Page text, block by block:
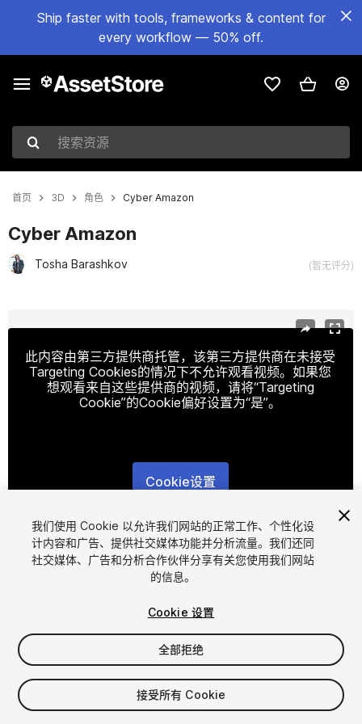
Ship faster with tools, frameworks & content for
every workflow — 50% off.
搜索资源
首页 3D 角色 Cyber Amazon
Cyber Amazon
Tosha Barashkov (暂无评分)
此内容由第三方提供商托管，该第三方提供商在未接受
Targeting Cookies的情况下不允许观看视频。如果您
想观看来自这些提供商的视频，请将“Targeting
Cookie”的Cookie偏好设置为“是”。
Cookie设置
1/21
$39.99
增值税将在结算时计算
我们使用 Cookie 以允许我们网站的正常工作、个性化设
计内容和广告、提供社交媒体功能并分析流量。我们还同
社交媒体、广告和分析合作伙伴分享有关您使用我们网站
的信息。
Cookie 设置
全部拒绝
接受所有 Cookie